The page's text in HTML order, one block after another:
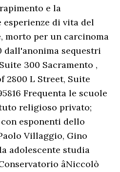
e la
di vita del
morto per un carcinoma
dall'anonima sequestri
300 Sacramento ,
2800 L Street, Suite
Frequenta le scuole
religioso privato;
esponenti dello
Villaggio, Gino
adolescente studia
âNiccolò